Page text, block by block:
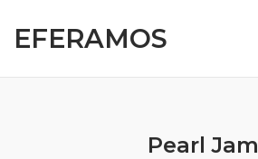
EFERAMOS
Pearl Jam